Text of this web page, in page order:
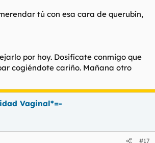
quitate mi foto de tu avatar que me
mismo.
tú con esa cara de querubín,
por hoy. Dosifícate conmigo que
cogiéndote cariño. Mañana otro
Vaginal*=-
#17